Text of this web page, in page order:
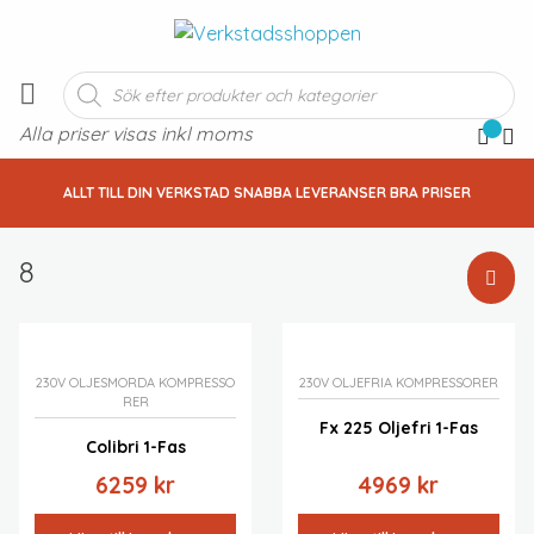
Alla priser visas inkl moms
Produktsökning
ALLT TILL DIN VERKSTAD SNABBA LEVERANSER BRA PRISER
8
Sortera efter senast
Sortera efter pris: lågt till högt
Sortera efter pris: högt till lågt
230V OLJESMORDA KOMPRESSO
RER
Colibri 1-Fas
6259 kr
230V OLJEFRIA KOMPRESSORER
Fx 225 Oljefri 1-Fas
4969 kr